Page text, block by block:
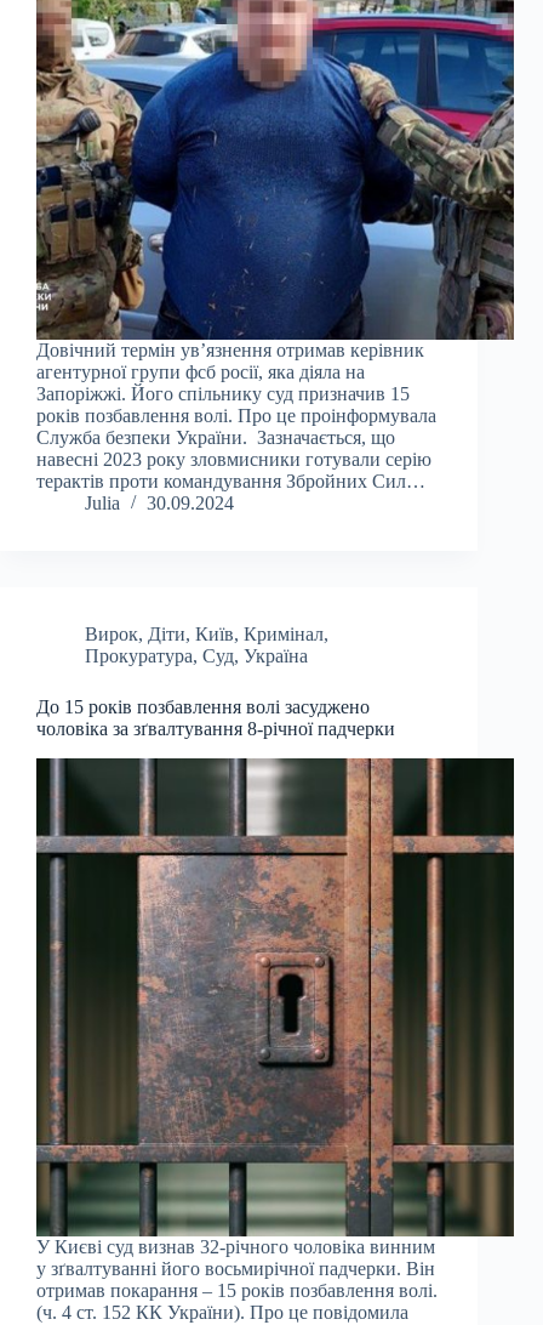
Довічний термін ув’язнення отримав керівник
агентурної групи фсб росії, яка діяла на
Запоріжжі. Його спільнику суд призначив 15
років позбавлення волі. Про це проінформувала
Служба безпеки України. Зазначається, що
навесні 2023 року зловмисники готували серію
терактів проти командування Збройних Сил…
Julia
30.09.2024
Вирок, Діти, Київ, Кримінал,
Прокуратура, Суд, Україна
До 15 років позбавлення волі засуджено
чоловіка за зґвалтування 8-річної падчерки
У Києві суд визнав 32-річного чоловіка винним
у зґвалтуванні його восьмирічної падчерки. Він
отримав покарання – 15 років позбавлення волі.
(ч. 4 ст. 152 КК України). Про це повідомила